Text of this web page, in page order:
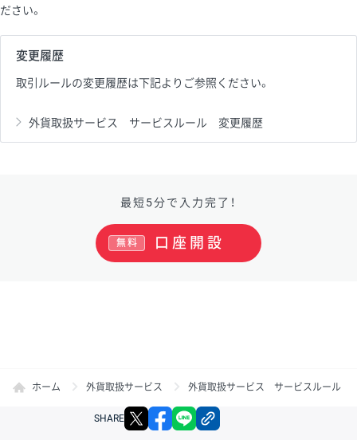
ださい。
変更履歴
取引ルールの変更履歴は下記よりご参照ください。
外貨取扱サービス サービスルール 変更履歴
最短5分で入力完了！
口座開設
無料
ホーム 外貨取扱サービス 外貨取扱サービス サービスルール
SHARE X facebook